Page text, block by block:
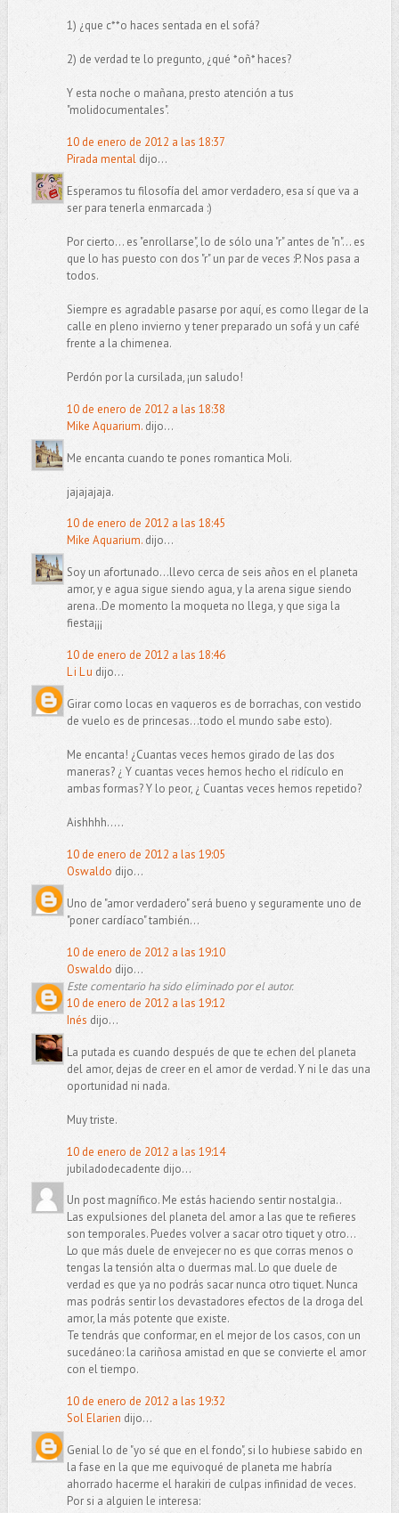
1) ¿que c**o haces sentada en el sofá?
2) de verdad te lo pregunto, ¿qué *oñ* haces?
Y esta noche o mañana, presto atención a tus
"molidocumentales".
10 de enero de 2012 a las 18:37
Pirada mentaldijo...
Esperamos tu filosofía del amor verdadero, esa sí que va a
ser para tenerla enmarcada :)
Por cierto... es "enrollarse", lo de sólo una "r" antes de "n"... es
que lo has puesto con dos "r" un par de veces :P. Nos pasa a
todos.
Siempre es agradable pasarse por aquí, es como llegar de la
calle en pleno invierno y tener preparado un sofá y un café
frente a la chimenea.
Perdón por la cursilada, ¡un saludo!
10 de enero de 2012 a las 18:38
Mike Aquarium.dijo...
Me encanta cuando te pones romantica Moli.
jajajajaja.
10 de enero de 2012 a las 18:45
Mike Aquarium.dijo...
Soy un afortunado...llevo cerca de seis años en el planeta
amor, y e agua sigue siendo agua, y la arena sigue siendo
arena..De momento la moqueta no llega, y que siga la
fiesta¡¡¡
10 de enero de 2012 a las 18:46
L i L u dijo...
Girar como locas en vaqueros es de borrachas, con vestido
de vuelo es de princesas...todo el mundo sabe esto).
Me encanta! ¿Cuantas veces hemos girado de las dos
maneras? ¿ Y cuantas veces hemos hecho el ridículo en
ambas formas? Y lo peor, ¿ Cuantas veces hemos repetido?
Aishhhh.....
10 de enero de 2012 a las 19:05
Oswaldo dijo...
Uno de "amor verdadero" será bueno y seguramente uno de
"poner cardíaco" también...
10 de enero de 2012 a las 19:10
Oswaldo dijo...
Este comentario ha sido eliminado por el autor.
10 de enero de 2012 a las 19:12
Inés dijo...
La putada es cuando después de que te echen del planeta
del amor, dejas de creer en el amor de verdad. Y ni le das una
oportunidad ni nada.
Muy triste.
10 de enero de 2012 a las 19:14
jubiladodecadente dijo...
Un post magnífico. Me estás haciendo sentir nostalgia..
Las expulsiones del planeta del amor a las que te refieres
son temporales. Puedes volver a sacar otro tiquet y otro...
Lo que más duele de envejecer no es que corras menos o
tengas la tensión alta o duermas mal. Lo que duele de
verdad es que ya no podrás sacar nunca otro tiquet. Nunca
mas podrás sentir los devastadores efectos de la droga del
amor, la más potente que existe.
Te tendrás que conformar, en el mejor de los casos, con un
sucedáneo: la cariñosa amistad en que se convierte el amor
con el tiempo.
10 de enero de 2012 a las 19:32
Sol Elarien dijo...
Genial lo de "yo sé que en el fondo", si lo hubiese sabido en
la fase en la que me equivoqué de planeta me habría
ahorrado hacerme el harakiri de culpas infinidad de veces.
Por si a alguien le interesa: